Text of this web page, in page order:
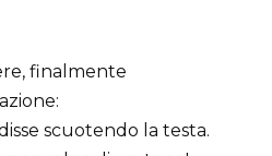
finalmente
scuotendo la testa.